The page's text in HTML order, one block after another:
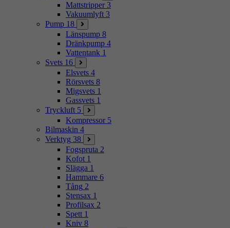
Mattstripper 3
Vakuumlyft 3
Pump 18
Länspump 8
Dränkpump 4
Vattentank 1
Svets 16
Elsvets 4
Rörsvets 8
Migsvets 1
Gassvets 1
Tryckluft 5
Kompressor 5
Bilmaskin 4
Verktyg 38
Fogspruta 2
Kofot 1
Slägga 1
Hammare 6
Tång 2
Stensax 1
Profilsax 2
Spett 1
Kniv 8